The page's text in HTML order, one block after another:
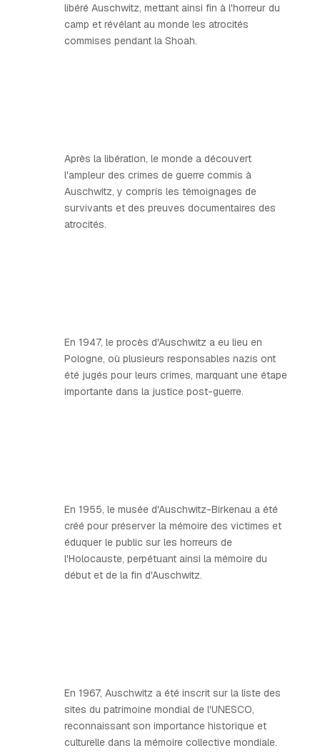
libéré Auschwitz, mettant ainsi fin à l'horreur du
camp et révélant au monde les atrocités
commises pendant la Shoah.
Après la libération, le monde a découvert
l'ampleur des crimes de guerre commis à
Auschwitz, y compris les témoignages de
survivants et des preuves documentaires des
atrocités.
En 1947, le procès d'Auschwitz a eu lieu en
Pologne, où plusieurs responsables nazis ont
été jugés pour leurs crimes, marquant une étape
importante dans la justice post-guerre.
En 1955, le musée d'Auschwitz-Birkenau a été
créé pour préserver la mémoire des victimes et
éduquer le public sur les horreurs de
l'Holocauste, perpétuant ainsi la mémoire du
début et de la fin d'Auschwitz.
En 1967, Auschwitz a été inscrit sur la liste des
sites du patrimoine mondial de l'UNESCO,
reconnaissant son importance historique et
culturelle dans la mémoire collective mondiale.